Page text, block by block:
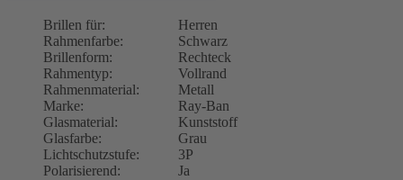
Brillen für:
Herren
Rahmenfarbe:
Schwarz
Brillenform:
Rechteck
Rahmentyp:
Vollrand
Rahmenmaterial:
Metall
Marke:
Ray-Ban
Glasmaterial:
Kunststoff
Glasfarbe:
Grau
Lichtschutzstufe:
3P
Polarisierend:
Ja